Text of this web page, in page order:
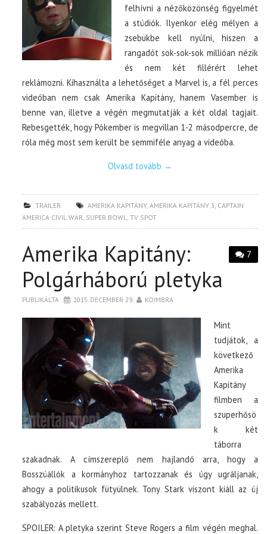
felhívni a nézőközönség figyelmét
a stúdiók. Ilyenkor elég mélyen a
zsebükbe kell nyúlni, hiszen a
rangadót sok-sok-sok millióan nézik
és nem két fillérért lehet
reklámozni. Kihasználta a lehetőséget a Marvel is, a fél perces
videóban nem csak Amerika Kapitány, hanem Vasember is
benne van, illetve a végén megmutatják a két oldal tagjait.
Rebesgették, hogy Pókember is megvillan 1-2 másodpercre, de
róla még most sem került be semmiféle anyag a videóba.
Olvasd tovább →
TRAILER AMERIKA KAPITÁNY,AMERIKA KAPITÁNY 3 CAPTAIN
AMERICA CIVIL WAR SUPER BOWL ,TV SPOT
7
Amerika Kapitány:
Polgárháború pletyka
PUBLIKÁLTA 2015. DECEMBER 29. KOIMBRA
Mint
tudjátok, a
következő
Amerika
Kapitány
filmben a
szuperhősö
k két
táborra
szakadnak. A címszereplő nem hajlandó arra, hogy a
Bosszúállók a kormányhoz tartozzanak és úgy ugráljanak,
ahogy a politikusok fütyülnek. Tony Stark viszont kiáll az új
szabályozás mellett.
SPOILER: A pletyka szerint Steve Rogers a film végén meghal.